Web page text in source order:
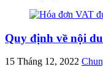
Quy định về nội
15 Tháng 12, 2022